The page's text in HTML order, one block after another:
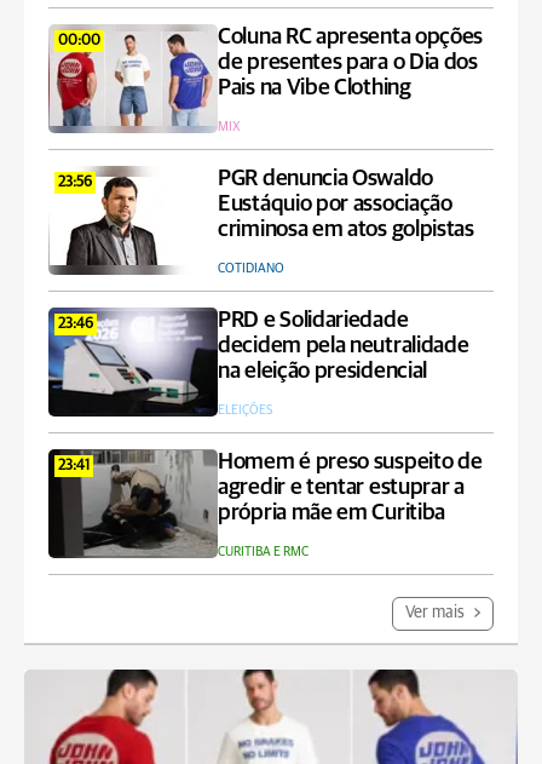
00:00
Coluna RC apresenta opções
de presentes para o Dia dos
Pais na Vibe Clothing
MIX
23:56
PGR denuncia Oswaldo
Eustáquio por associação
criminosa em atos golpistas
COTIDIANO
23:46
PRD e Solidariedade
decidem pela neutralidade
na eleição presidencial
ELEIÇÕES
23:41
Homem é preso suspeito de
agredir e tentar estuprar a
própria mãe em Curitiba
CURITIBA E RMC
Ver mais